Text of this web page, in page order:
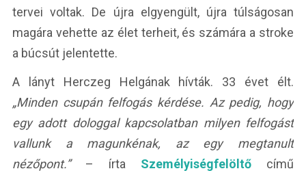
tervei voltak. De újra elgyengült, újra túlságosan
magára vehette az élet terheit, és számára a stroke
a búcsút jelentette.
A lányt Herczeg Helgának hívták. 33 évet élt.
„Minden csupán felfogás kérdése. Az pedig, hogy
egy adott dologgal kapcsolatban milyen felfogást
vallunk a magunkénak, az egy megtanult
nézőpont.” – írta Személyiségfelöltő című